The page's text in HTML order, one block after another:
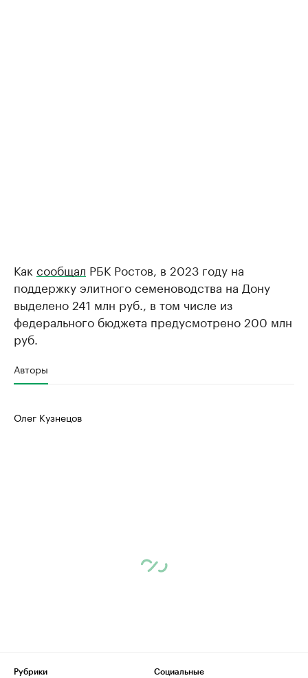
Как сообщал РБК Ростов, в 2023 году на
поддержку элитного семеноводства на Дону
выделено 241 млн руб., в том числе из
федерального бюджета предусмотрено 200 млн
руб.
Авторы
Олег Кузнецов
Рубрики
Социальные